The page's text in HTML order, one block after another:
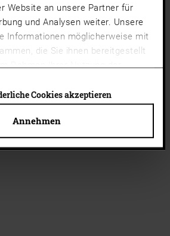
Website an unsere Partner für
und Analysen weiter. Unsere
Informationen möglicherweise mit
die Sie ihnen bereitgestellt
Rahmen Ihrer Nutzung der
abgelehnt werden. Du kannst deine
jederzeit ändern.
Annehmen
Cookies akzeptieren